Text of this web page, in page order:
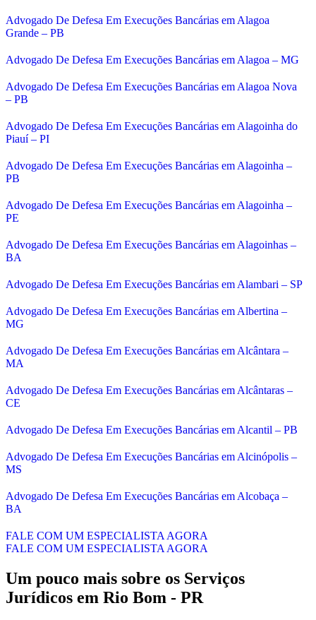
Advogado De Defesa Em Execuções Bancárias em Alagoa
Grande – PB
Advogado De Defesa Em Execuções Bancárias em Alagoa – MG
Advogado De Defesa Em Execuções Bancárias em Alagoa Nova
– PB
Advogado De Defesa Em Execuções Bancárias em Alagoinha do
Piauí – PI
Advogado De Defesa Em Execuções Bancárias em Alagoinha –
PB
Advogado De Defesa Em Execuções Bancárias em Alagoinha –
PE
Advogado De Defesa Em Execuções Bancárias em Alagoinhas –
BA
Advogado De Defesa Em Execuções Bancárias em Alambari – SP
Advogado De Defesa Em Execuções Bancárias em Albertina –
MG
Advogado De Defesa Em Execuções Bancárias em Alcântara –
MA
Advogado De Defesa Em Execuções Bancárias em Alcântaras –
CE
Advogado De Defesa Em Execuções Bancárias em Alcantil – PB
Advogado De Defesa Em Execuções Bancárias em Alcinópolis –
MS
Advogado De Defesa Em Execuções Bancárias em Alcobaça –
BA
FALE COM UM ESPECIALISTA AGORA
FALE COM UM ESPECIALISTA AGORA
Um pouco mais sobre os Serviços
Jurídicos em Rio Bom - PR